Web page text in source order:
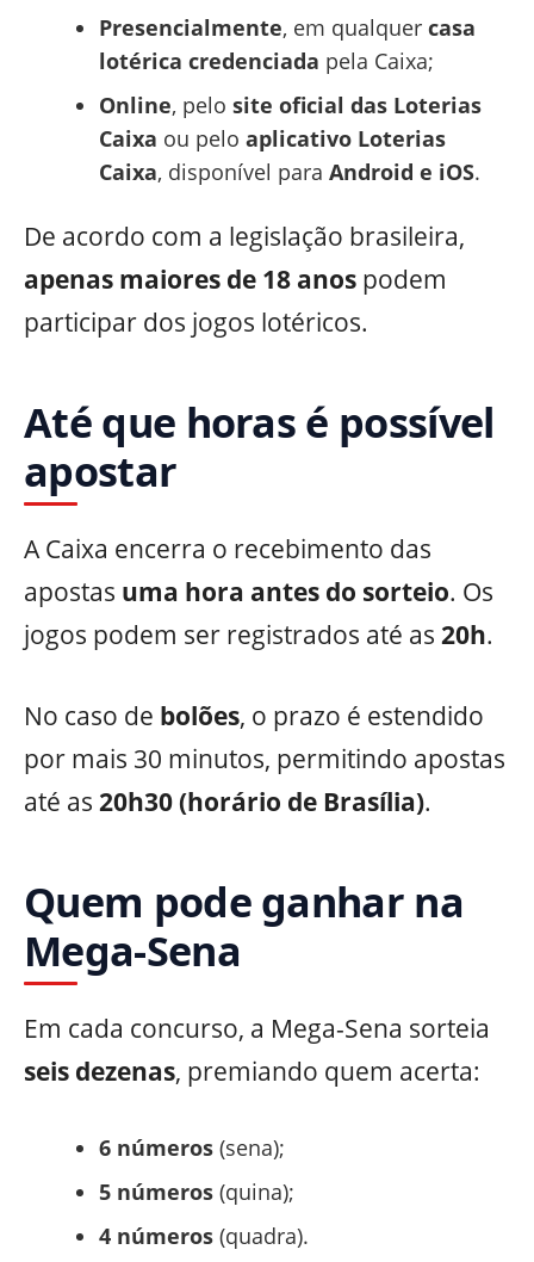
Presencialmente, em qualquer casa
lotérica credenciada pela Caixa;
Online, pelo site oficial das Loterias
Caixa ou pelo aplicativo Loterias
Caixa, disponível para Android e iOS.
De acordo com a legislação brasileira,
apenas maiores de 18 anos podem
participar dos jogos lotéricos.
Até que horas é possível
apostar
A Caixa encerra o recebimento das
apostas uma hora antes do sorteio. Os
jogos podem ser registrados até as 20h.
No caso de bolões, o prazo é estendido
por mais 30 minutos, permitindo apostas
até as 20h30 (horário de Brasília).
Quem pode ganhar na
Mega-Sena
Em cada concurso, a Mega-Sena sorteia
seis dezenas, premiando quem acerta:
6 números(sena);
5 números(quina);
4 números(quadra).